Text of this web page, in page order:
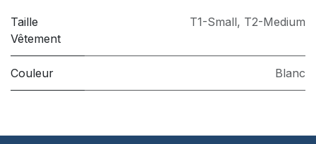
Taille
Vêtement
T1-Small, T2-Medium
Couleur Blanc